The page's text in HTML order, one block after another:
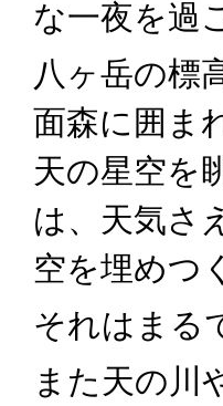
な一夜を過
八ヶ岳の標
面森に囲ま
天の星空を
は、天気さ
空を埋めつ
それはまる
また天の川